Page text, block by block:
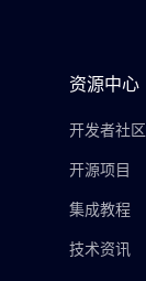
资源中心
开发者社区
开源项目
集成教程
技术资讯